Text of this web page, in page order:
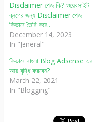
Disclaimer পেজ কি? ওয়েবসাইট
ব্লগের জন্য Disclaimer পেজ
কিভাবে তৈরি করে..
December 14, 2023
In "Jeneral"
কিভাবে বাংলা Blog Adsense এর
আয় বৃদ্ধি করবেন?
March 22, 2021
In "Blogging"